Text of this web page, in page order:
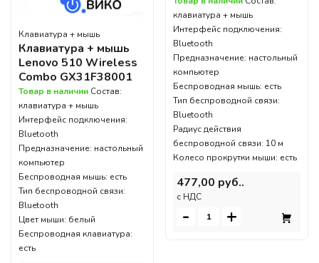
Клавиатура + мышь
Клавиатура + мышь
Lenovo 510 Wireless
Combo GX31F38001
Товар в наличии Состав:
клавиатура + мышь
Интерфейс подключения:
Bluetooth
Предназначение: настольный
компьютер
Беспроводная мышь: есть
Тип беспроводной связи:
Bluetooth
Цвет мыши: белый
Беспроводная клавиатура:
есть
клавиатура + мышь
Интерфейс подключения:
Bluetooth
Предназначение: настольный
компьютер
Беспроводная мышь: есть
Тип беспроводной связи:
Bluetooth
Радиус действия
беспроводной связи: 10 м
Колесо прокрутки мыши: есть
477,00 руб..
c НДС
- +